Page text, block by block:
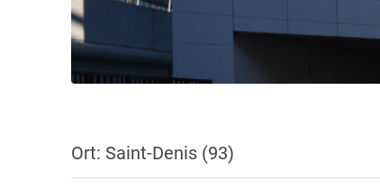
Ort: Saint-Denis (93)